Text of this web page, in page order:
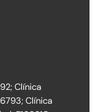
Clínica
Clínica